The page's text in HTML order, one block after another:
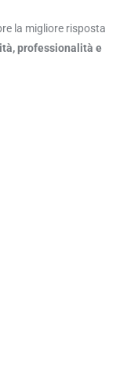
la migliore risposta
professionalità e